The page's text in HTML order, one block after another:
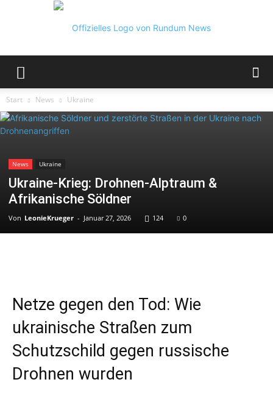
Start News Ukraine
News Ukraine
Ukraine-Krieg: Drohnen-Alptraum &
Afrikanische Söldner
Von LeonieKrueger - Januar 27, 2026 124 0
Netze gegen den Tod: Wie
ukrainische Straßen zum
Schutzschild gegen russische
Drohnen wurden